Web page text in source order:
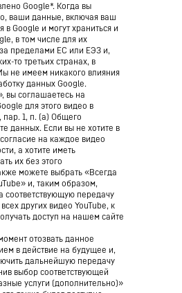
Google*. Когда вы
ваши данные, включая ваш
в Google и могут храниться и
в том числе для их
пределами ЕС или ЕЭЗ и,
то третьих странах, в
не имеем никакого влияния
данных Google.
соглашаетесь на
для этого видео в
пар. 1, п. (а) Общего
данных. Если вы не хотите в
на каждое видео
а хотите иметь
их без этого
можете выбрать «Всегда
и, таким образом,
соответствующую передачу
других видео YouTube, к
доступ на нашем сайте
отозвать данное
в действие на будущее и,
дальнейшую передачу
выбор соответствующей
услуги (дополнительно)»